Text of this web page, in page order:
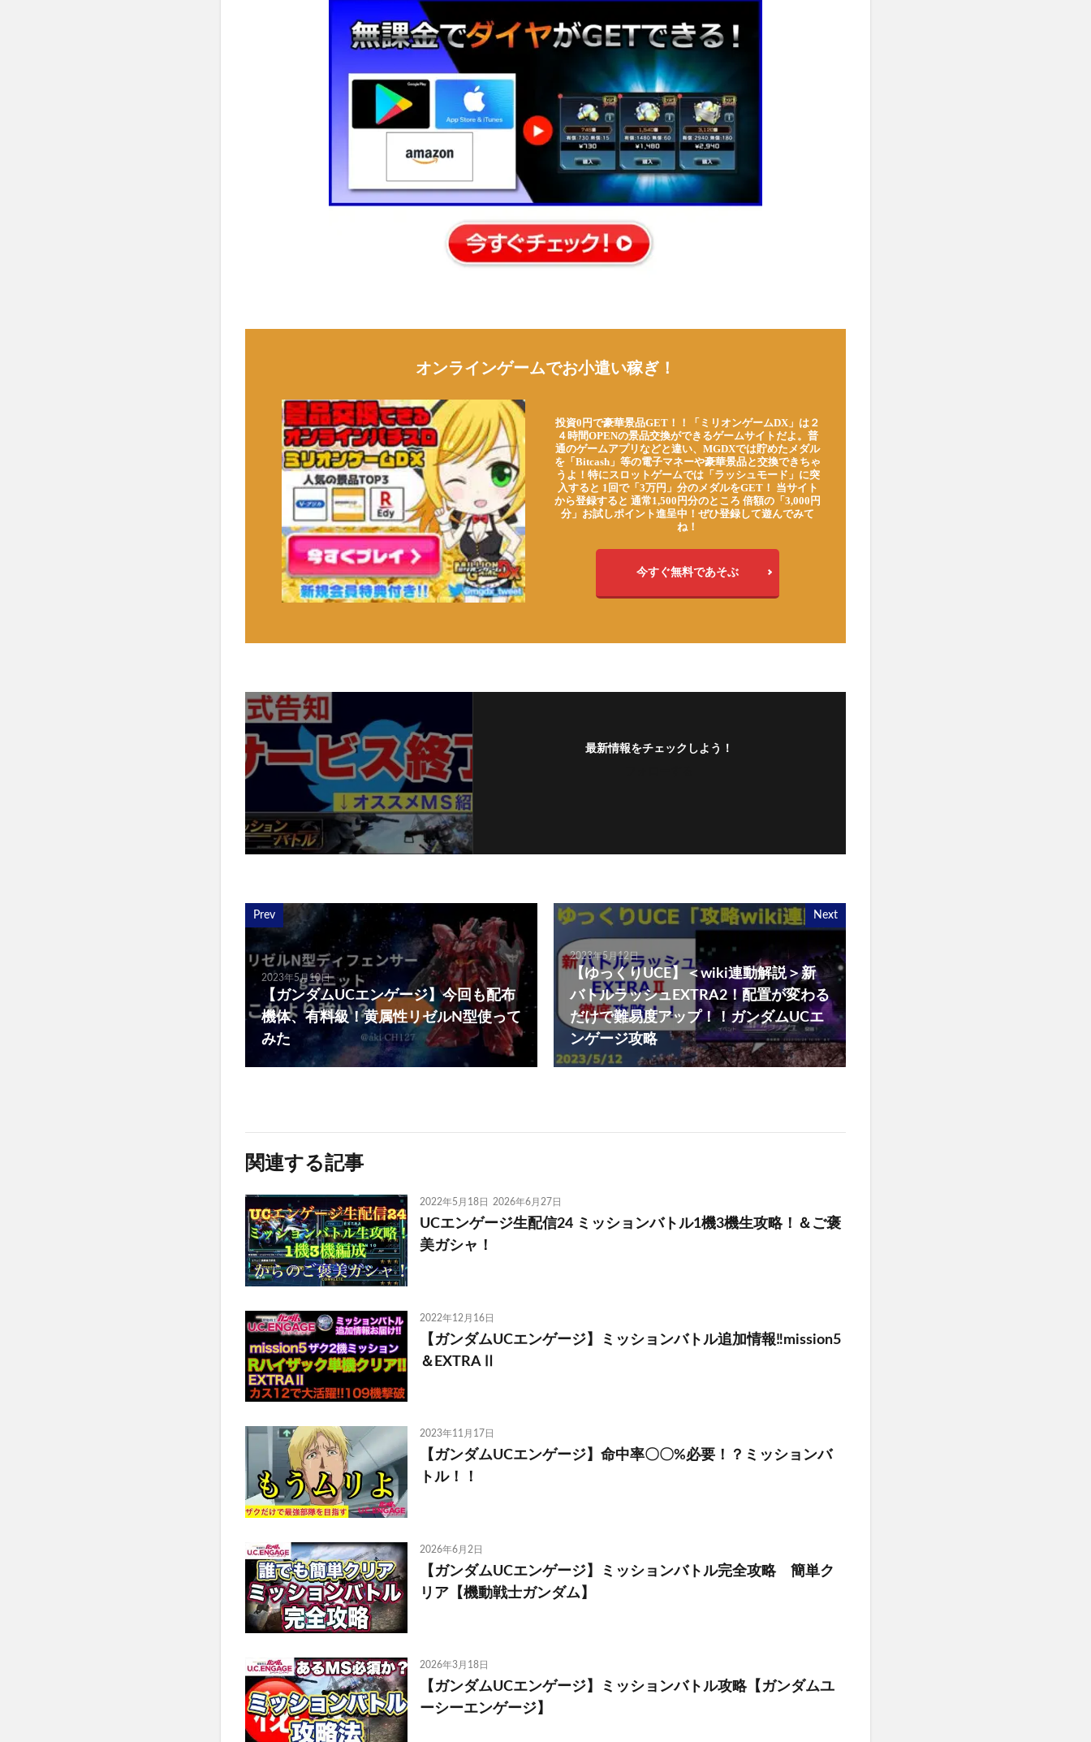
オンラインゲームでお小遣い稼ぎ！
投資0円で豪華景品GET！！「ミリオンゲームDX」は２
４時間OPENの景品交換ができるゲームサイトだよ。普
通のゲームアプリなどと違い、MGDXでは貯めたメダル
を「Bitcash」等の電子マネーや豪華景品と交換できちゃ
うよ！特にスロットゲームでは「ラッシュモード」に突
入すると 1回で「3万円」分のメダルをGET！ 当サイト
から登録すると 通常1,500円分のところ 倍額の「3,000円
分」お試しポイント進呈中！ぜひ登録して遊んでみて
ね！
今すぐ無料であそぶ
最新情報をチェックしよう！
Prev
2023年5月10日
【ガンダムUCエンゲージ】今回も配布
機体、有料級！黄属性リゼルN型使って
みた
Next
2023年5月12日
【ゆっくりUCE】＜wiki連動解説＞新
バトルラッシュEXTRA2！配置が変わる
だけで難易度アップ！！ガンダムUCエ
ンゲージ攻略
関連する記事
2022年5月18日 2026年6月27日
UCエンゲージ生配信24 ミッションバトル1機3機生攻略！＆ご褒
美ガシャ！
2022年12月16日
【ガンダムUCエンゲージ】ミッションバトル追加情報‼️mission5
＆EXTRAⅡ
2023年11月17日
【ガンダムUCエンゲージ】命中率〇〇%必要！？ミッションバ
トル！！
2026年6月2日
【ガンダムUCエンゲージ】ミッションバトル完全攻略 簡単ク
リア【機動戦士ガンダム】
2026年3月18日
【ガンダムUCエンゲージ】ミッションバトル攻略【ガンダムユ
ーシーエンゲージ】